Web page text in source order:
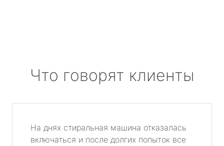
Что говорят клиенты
На днях стиральная машина отказалась
включаться и после долгих попыток все